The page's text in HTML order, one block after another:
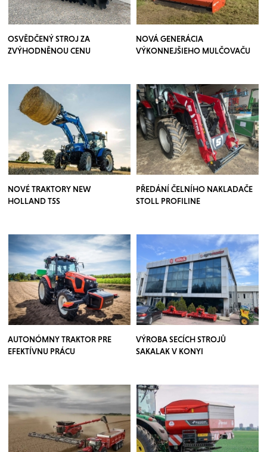
OSVĚDČENÝ STROJ ZA
ZVÝHODNĚNOU CENU
NOVÁ GENERÁCIA
VÝKONNEJŠIEHO MULČOVAČU
NOVÉ TRAKTORY NEW
HOLLAND T5S
PŘEDÁNÍ ČELNÍHO NAKLADAČE
STOLL PROFILINE
AUTONÓMNY TRAKTOR PRE
EFEKTÍVNU PRÁCU
VÝROBA SECÍCH STROJŮ
SAKALAK V KONYI